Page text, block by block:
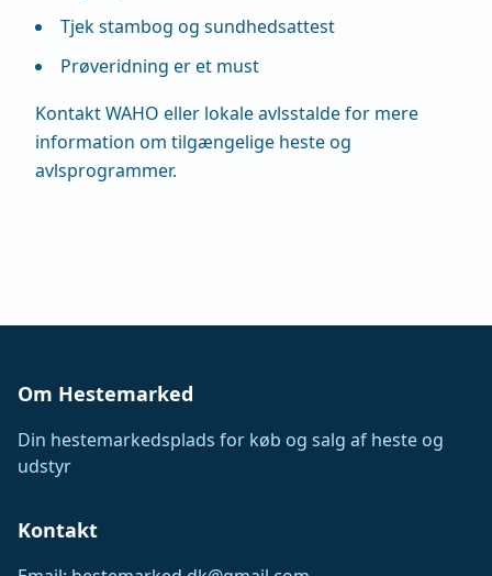
Tjek stambog og sundhedsattest
Prøveridning er et must
Kontakt WAHO eller lokale avlsstalde for mere
information om tilgængelige heste og
avlsprogrammer.
Om Hestemarked
Din hestemarkedsplads for køb og salg af heste og
udstyr
Kontakt